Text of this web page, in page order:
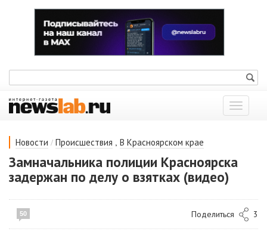
Показать
меню
Новости / Происшествия , В Красноярском крае
Замначальника полиции Красноярска
задержан по делу о взятках (видео)
50 Поделиться 3